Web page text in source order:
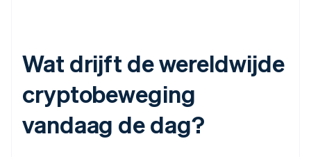
Wat drijft de wereldwijde
cryptobeweging
vandaag de dag?